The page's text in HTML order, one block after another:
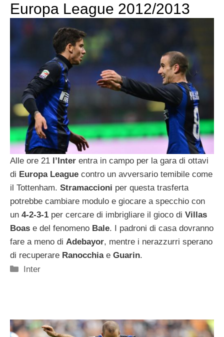
Europa League 2012/2013
Alle ore 21 l’Inter entra in campo per la gara di ottavi
di Europa League contro un avversario temibile come
il Tottenham. Stramaccioni per questa trasferta
potrebbe cambiare modulo e giocare a specchio con
un 4-2-3-1 per cercare di imbrigliare il gioco di Villas
Boas e del fenomeno Bale. I padroni di casa dovranno
fare a meno di Adebayor, mentre i nerazzurri sperano
di recuperare Ranocchiae Guarin.
Categorie
Inter